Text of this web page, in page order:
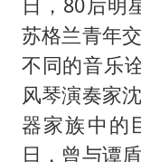
苏格兰青年
不同的音乐
风琴演奏家
器家族中的
日，曾与谭